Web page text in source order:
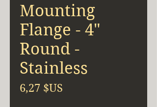
Mounting
Flange - 4"
Round -
Stainless
6,27 $US